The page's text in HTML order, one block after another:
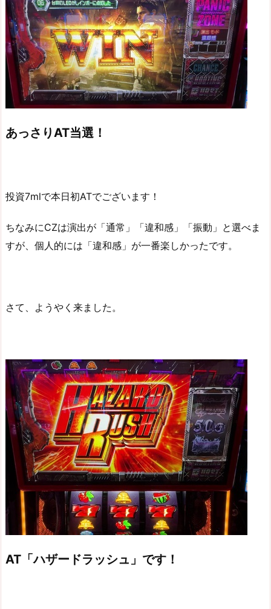
あっさりAT当選！
投資7mlで本日初ATでございます！
ちなみにCZは演出が「通常」「違和感」「振動」と選べま
すが、個人的には「違和感」が一番楽しかったです。
さて、ようやく来ました。
AT「ハザードラッシュ」です！